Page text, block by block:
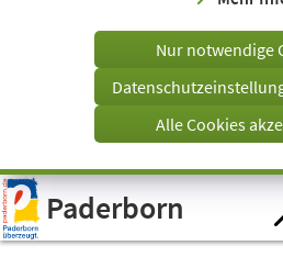
Visuelle
Assistenzsoftware
öffnen.
einem
Tab)
Nur notwendige
Alle Cookies
Paderborn